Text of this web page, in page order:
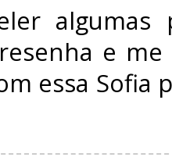
algumas
e
essa Sofia